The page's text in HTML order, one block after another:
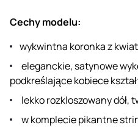
Cechy modelu:
wykwintna koronka z
eleganckie, satynowe
podkreślające kobiece
lekko rozkloszowany dół,
w komplecie pikantne